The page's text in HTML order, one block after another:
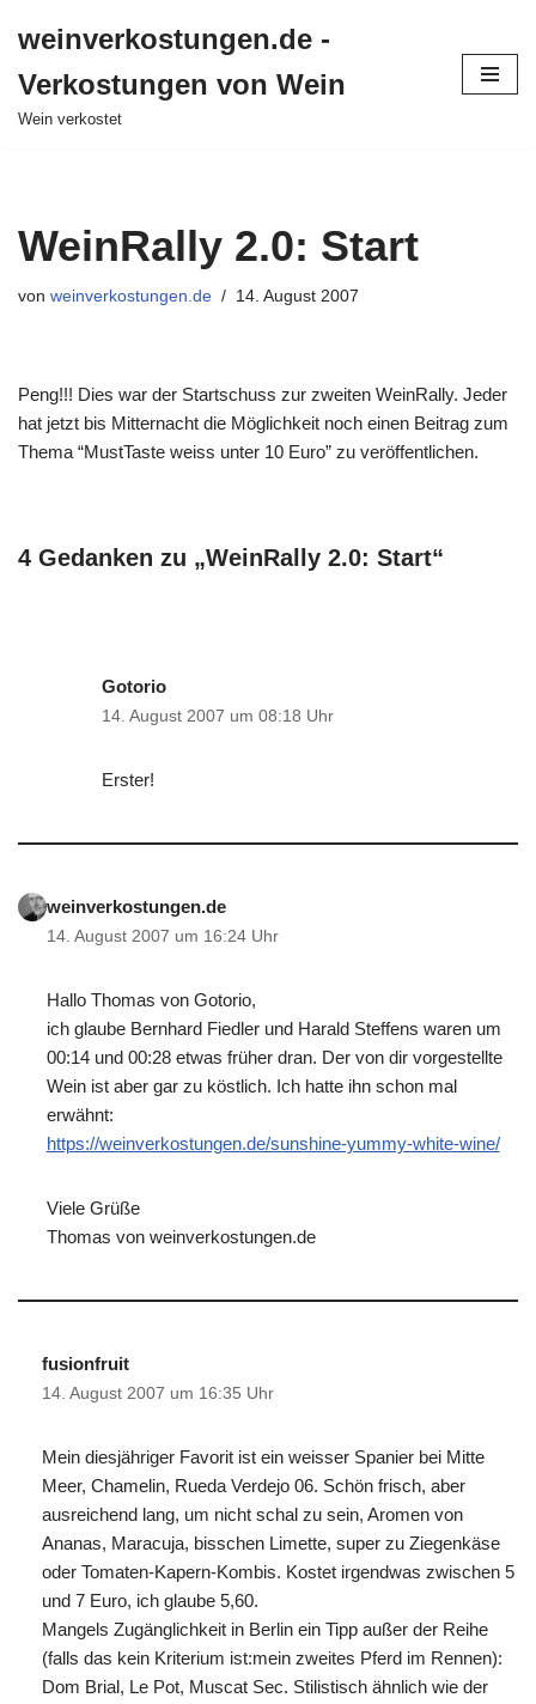
Inhalt
springen
weinverkostungen.de -
Verkostungen von Wein
Wein verkostet
WeinRally 2.0: Start
von weinverkostungen.de 14. August 2007
Peng!!! Dies war der Startschuss zur zweiten WeinRally. Jeder
hat jetzt bis Mitternacht die Möglichkeit noch einen Beitrag zum
Thema “MustTaste weiss unter 10 Euro” zu veröffentlichen.
4 Gedanken zu „WeinRally 2.0: Start“
Gotorio
14. August 2007 um 08:18 Uhr
Erster!
weinverkostungen.de
14. August 2007 um 16:24 Uhr
Hallo Thomas von Gotorio,
ich glaube Bernhard Fiedler und Harald Steffens waren um
00:14 und 00:28 etwas früher dran. Der von dir vorgestellte
Wein ist aber gar zu köstlich. Ich hatte ihn schon mal
erwähnt:
https://weinverkostungen.de/sunshine-yummy-white-wine/
Viele Grüße
Thomas von weinverkostungen.de
fusionfruit
14. August 2007 um 16:35 Uhr
Mein diesjähriger Favorit ist ein weisser Spanier bei Mitte
Meer, Chamelin, Rueda Verdejo 06. Schön frisch, aber
ausreichend lang, um nicht schal zu sein, Aromen von
Ananas, Maracuja, bisschen Limette, super zu Ziegenkäse
oder Tomaten-Kapern-Kombis. Kostet irgendwas zwischen 5
und 7 Euro, ich glaube 5,60.
Mangels Zugänglichkeit in Berlin ein Tipp außer der Reihe
(falls das kein Kriterium ist:mein zweites Pferd im Rennen):
Dom Brial, Le Pot, Muscat Sec. Stilistisch ähnlich wie der